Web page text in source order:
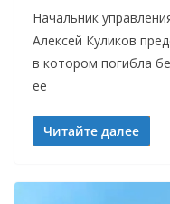
Начальник
Алексей Куликов
в котором погибла
ее
Читайте далее